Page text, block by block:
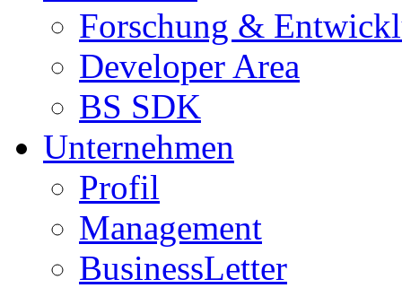
Forschung &
Developer Area
BS SDK
Unternehmen
Profil
Management
BusinessLetter